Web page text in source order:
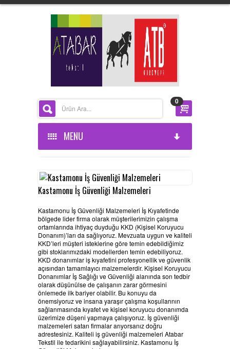
0
MENU
KURUMSAL
HAKKIMIZDA
BELGELERIMIZ
ÜRÜNLERİMİZ
HABERLER
REFERANSLAR
KAMPANYA
SİPARİŞ LİSTESİ
Kastamonu İş Güvenliği Malzemeleri
Kastamonu İş Güvenliği Malzemeleri İş Kıyafetinde
bölgede lider firma olarak müşterilerimizin çalışma
ortamlarında ihtiyaç duyduğu KKD (Kişisel Koruyucu
Donanım)’ları da sağlıyoruz. Mevzuata uygun ve kaliteli
KKD’leri müşteri isteklerine göre temin edebildiğimiz
gibi stoklarımızdaki modellerden temin edebiliyoruz.
KKD donanımlar iş kıyafetini profesyonellik ve güvenlik
açısından tamamlayıcı malzemelerdir. Kişisel Koruyucu
Donanımlar İş Sağlığı ve Güvenliği alanında son tedbir
olarak düşünülse de çalışanın zarar görmesini
önlemede ilk bariyer olabilir. Bu konuyu da
önemsiyoruz ve insana yaraşır çalışma koşullarının
sağlanmasında kıyafet ve kişisel koruyucu donanımda
üzerimize düşeni yapmaya çalışıyoruz. İş güvenliği
malzemeleri satan firmalar arıyorsanız doğru
adrestesiniz. Kaliteli iş güvenliği malzemeleri Atabar
Tekstil ile tedarikini sağlayabilirsiniz. Kastamonu İş